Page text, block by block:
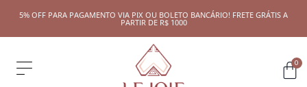
5% OFF PARA PAGAMENTO VIA PIX OU BOLETO BANCÁRIO! FRETE GRÁTIS A
PARTIR DE R$ 1000
0